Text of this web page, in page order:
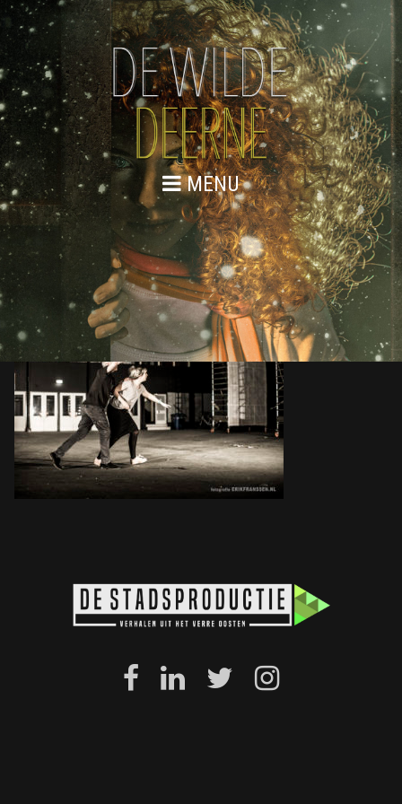
MENU
DE WILDE DEERNE – REPETITIES
WEB 74